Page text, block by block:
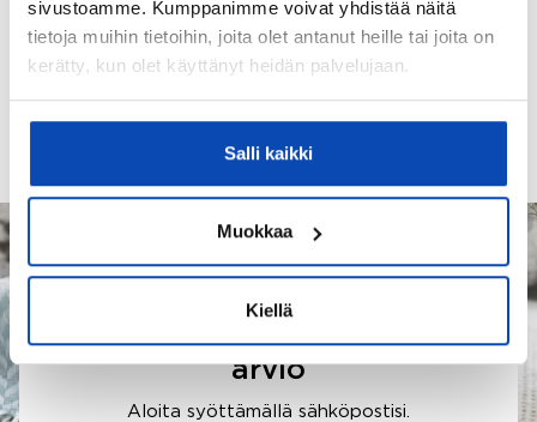
sivustoamme. Kumppanimme voivat yhdistää näitä
tietoja muihin tietoihin, joita olet antanut heille tai joita on
kerätty, kun olet käyttänyt heidän palvelujaan.
Salli kaikki
Muokkaa
Kiellä
OTA
YHTEYTTÄ
Tilaa maksuton hinta-
arvio
Aloita syöttämällä sähköpostisi.